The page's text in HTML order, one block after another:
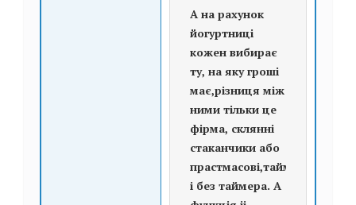
А на рахунок
йогуртниці
кожен вибирає
ту, на яку гроші
має,різниця між
ними тільки це
фірма, склянні
стаканчики або
прастмасові,таймер
і без таймера. А